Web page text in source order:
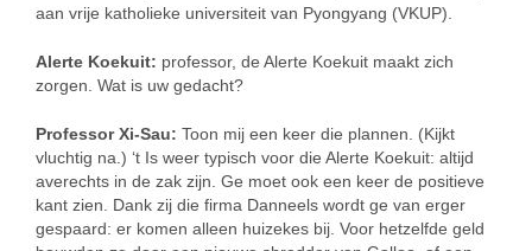
aan vrije katholieke universiteit van Pyongyang (VKUP).
Alerte Koekuit: professor, de Alerte Koekuit maakt zich
zorgen. Wat is uw gedacht?
Professor Xi-Sau: Toon mij een keer die plannen. (Kijkt
vluchtig na.) ‘t Is weer typisch voor die Alerte Koekuit: altijd
averechts in de zak zijn. Ge moet ook een keer de positieve
kant zien. Dank zij die firma Danneels wordt ge van erger
gespaard: er komen alleen huizekes bij. Voor hetzelfde geld